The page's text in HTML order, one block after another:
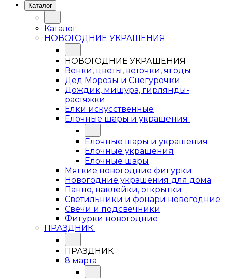
Каталог
Каталог
НОВОГОДНИЕ УКРАШЕНИЯ
НОВОГОДНИЕ УКРАШЕНИЯ
Венки, цветы, веточки, ягоды
Дед Морозы и Снегурочки
Дождик, мишура, гирлянды-
растяжки
Елки искусственные
Елочные шары и украшения
Елочные шары и украшения
Елочные украшения
Елочные шары
Мягкие новогодние фигурки
Новогодние украшения для дома
Панно, наклейки, открытки
Светильники и фонари новогодние
Свечи и подсвечники
Фигурки новогодние
ПРАЗДНИК
ПРАЗДНИК
8 марта